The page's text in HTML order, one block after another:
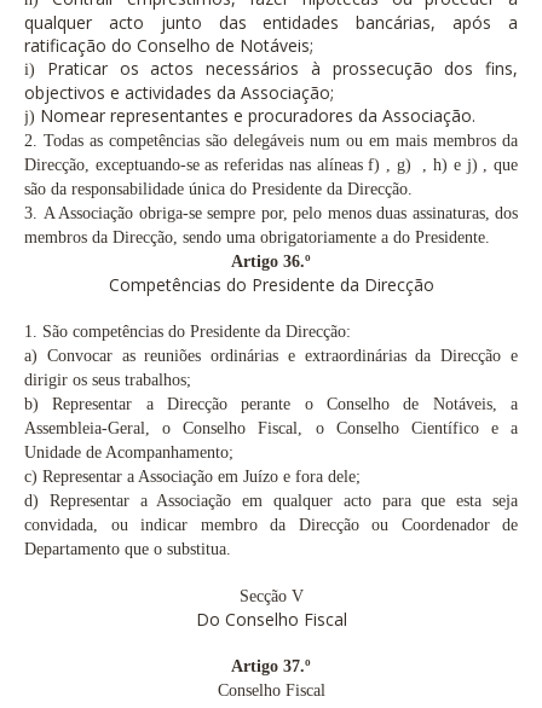
qualquer acto junto das entidades bancárias, após a
ratificação do Conselho de Notáveis;
i)
Praticar os actos necessários à prossecução dos fins,
objectivos e actividades da Associação;
j) Nomear representantes e procuradores da Associação.
2.
Todas as competências são delegáveis num ou em mais membros da
Direcção, exceptuando-se as referidas nas alíneas f)
, g) , h) e j)
, que
são da responsabilidade única do Presidente da Direcção.
3.
A Associação obriga-se sempre por, pelo menos duas assinaturas, dos
membros da Direcção, sendo uma obrigatoriamente a do Presidente.
Artigo 36.º
Competências do Presidente da Direcção
1.
São competências do Presidente da Direcção:
a) Convocar as reuniões ordinárias e extraordinárias da Direcção e
dirigir os seus trabalhos;
b)
Representar a Direcção perante o Conselho de Notáveis, a
Assembleia-Geral, o Conselho Fiscal, o Conselho Científico e a
Unidade de Acompanhamento;
c) Representar a Associação em Juízo e fora dele;
d)
Representar a Associação em qualquer acto para que esta seja
convidada, ou indicar membro da Direcção ou Coordenador de
Departamento que o substitua.
Secção V
Do Conselho Fiscal
Artigo 37.º
Conselho Fiscal